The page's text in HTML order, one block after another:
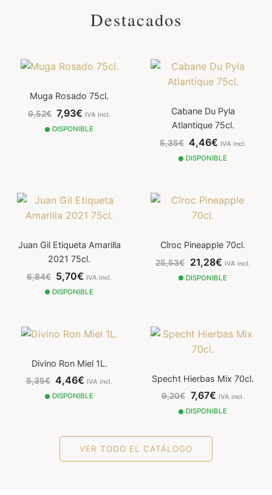
Destacados
Muga Rosado 75cl.
9,52€ 7,93€IVA incl.
DISPONIBLE
Cabane Du Pyla
Atlantique 75cl.
5,35€ 4,46€IVA incl.
DISPONIBLE
Juan Gil Etiqueta Amarilla
2021 75cl.
6,84€ 5,70€IVA incl.
DISPONIBLE
Cîroc Pineapple 70cl.
25,53€ 21,28€ IVA incl.
DISPONIBLE
Divino Ron Miel 1L.
5,35€ 4,46€IVA incl.
DISPONIBLE
Specht Hierbas Mix 70cl.
9,20€ 7,67€ IVA incl.
DISPONIBLE
VER TODO EL CATÁLOGO